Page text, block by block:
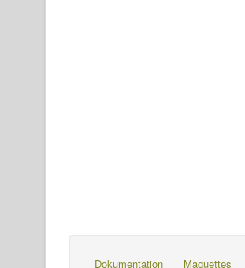
Dokumentation Maquettes